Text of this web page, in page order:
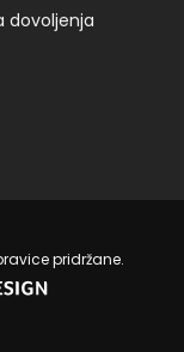
dovoljenja
pridržane.